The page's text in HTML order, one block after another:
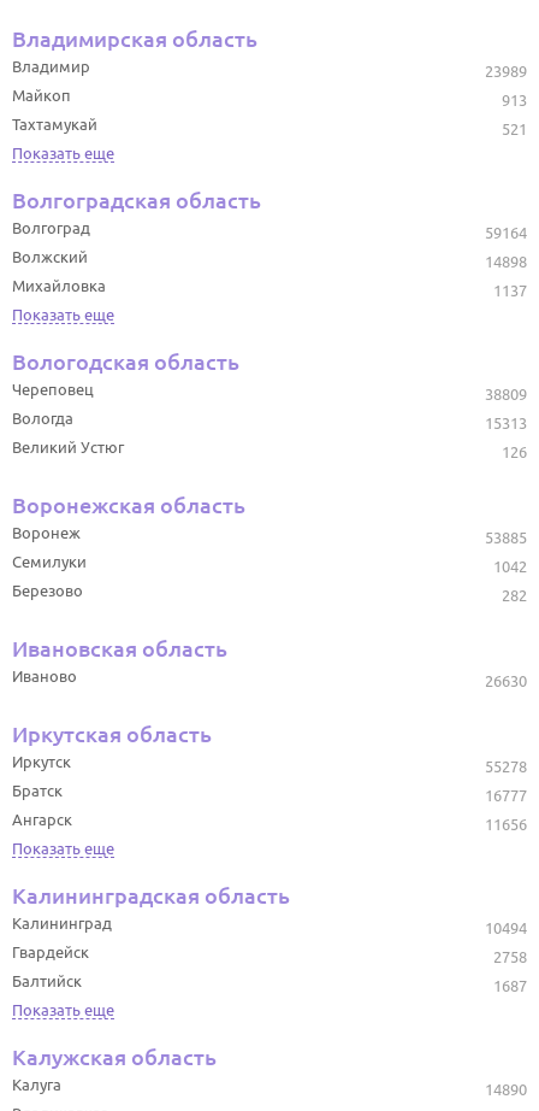
Владимирская область
23989
Владимир
913
Майкоп
521
Тахтамукай
Показать еще
Волгоградская область
59164
Волгоград
14898
Волжский
1137
Михайловка
Показать еще
Вологодская область
38809
Череповец
15313
Вологда
126
Великий Устюг
Воронежская область
53885
Воронеж
1042
Семилуки
282
Березово
Ивановская область
26630
Иваново
Иркутская область
55278
Иркутск
16777
Братск
11656
Ангарск
Показать еще
Калининградская область
10494
Калининград
2758
Гвардейск
1687
Балтийск
Показать еще
Калужская область
14890
Калуга